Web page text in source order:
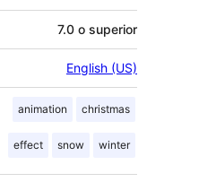
7.0 o superior
English (US)
animation christmas
effect snow winter